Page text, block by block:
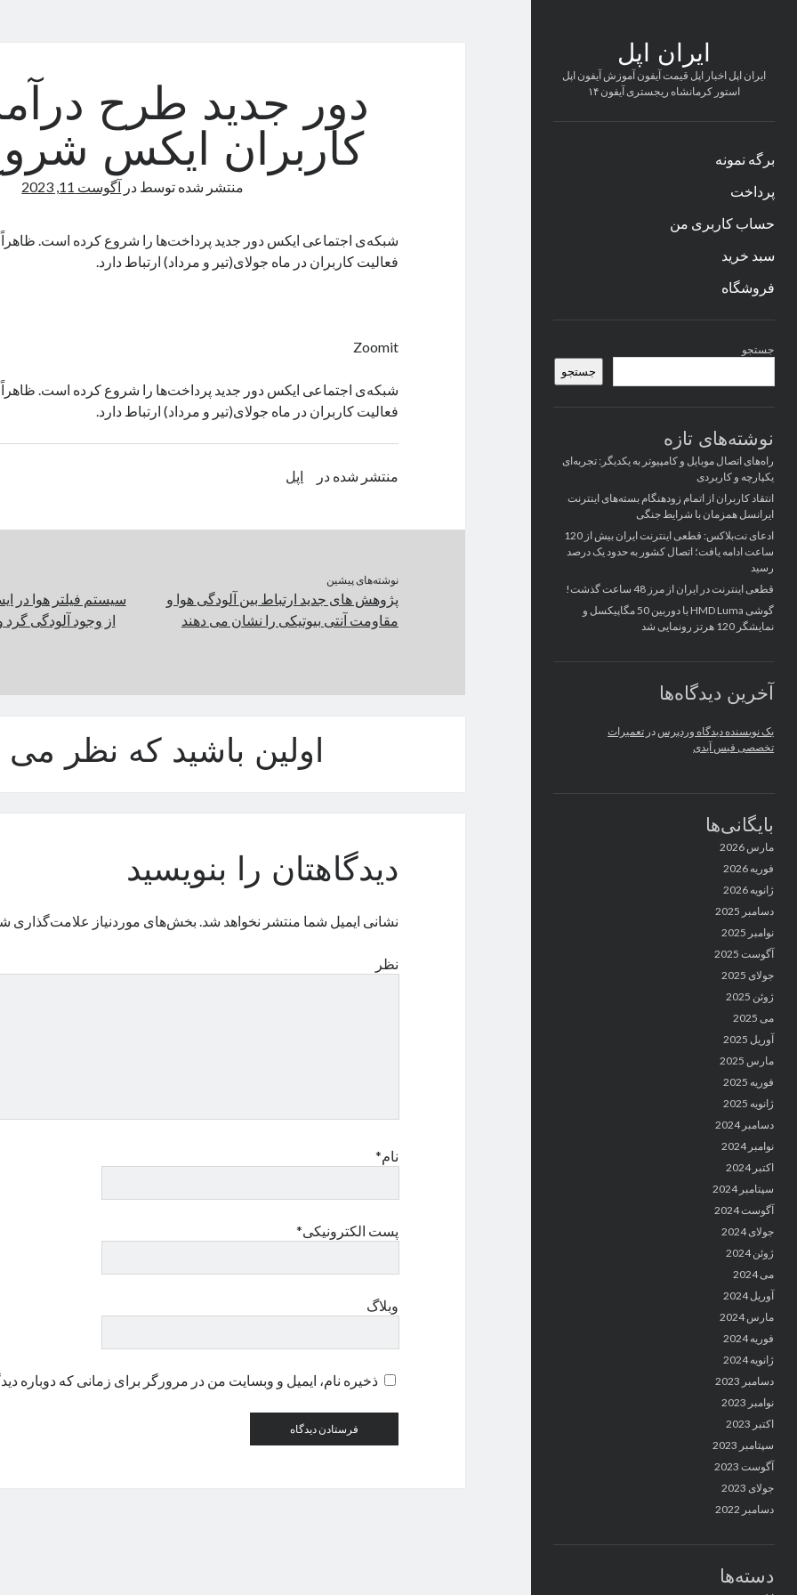
ایران اپل
ایران اپل اخبار اپل قیمت آیفون آموزش آیفون اپل
استور کرمانشاه ریجستری آیفون ۱۴
برگه نمونه
پرداخت
حساب کاربری من
سبد خرید
فروشگاه
کناری
جستجو
جستجو
نوشته‌های تازه
راه‌های اتصال موبایل و کامپیوتر به یکدیگر: تجربه‌ای
یکپارچه و کاربردی
انتقاد کاربران از اتمام زودهنگام بسته‌های اینترنت
ایرانسل همزمان با شرایط جنگی
ادعای نت‌بلاکس: قطعی اینترنت ایران بیش از 120
ساعت ادامه یافت؛ اتصال کشور به حدود یک درصد
رسید
قطعی اینترنت در ایران از مرز 48 ساعت گذشت!
گوشی HMD Luma با دوربین 50 مگاپیکسل و
نمایشگر 120 هرتز رونمایی شد
آخرین دیدگاه‌ها
یک نویسنده دیدگاه وردپرس در تعمیرات
تخصصی فیس آیدی
بایگانی‌ها
مارس 2026
فوریه 2026
ژانویه 2026
دسامبر 2025
نوامبر 2025
آگوست 2025
جولای 2025
ژوئن 2025
می 2025
آوریل 2025
مارس 2025
فوریه 2025
ژانویه 2025
دسامبر 2024
نوامبر 2024
اکتبر 2024
سپتامبر 2024
آگوست 2024
جولای 2024
ژوئن 2024
می 2024
آوریل 2024
مارس 2024
فوریه 2024
ژانویه 2024
دسامبر 2023
نوامبر 2023
اکتبر 2023
سپتامبر 2023
آگوست 2023
جولای 2023
دسامبر 2022
دسته‌ها
دور جدید طرح
کاربران ایکس
منتشر شده توسط در آگوست 11, 2023
شبکه‌ی اجتماعی ایکس دور جدید پرداخت‌ها را شروع کرده است. ظاهراً
فعالیت کاربران در ماه جولای(تیر و مرداد) ارتباط دارد.
Zoomit
شبکه‌ی اجتماعی ایکس دور جدید پرداخت‌ها را شروع کرده است. ظاهراً
فعالیت کاربران در ماه جولای(تیر و مرداد) ارتباط دارد.
منتشر شده در اپل
نوشته‌های پیشین
پژوهش های جدید ارتباط بین آلودگی هوا و
مقاومت آنتی بیوتیکی را نشان می دهند
سیستم فیلتر هوا در
از وجود آلودگی گرد
اولین باشید که نظر می
دیدگاهتان را بنویسید
نشانی ایمیل شما منتشر نخواهد شد. بخش‌های موردنیاز علامت‌گذاری
نظر
نام*
پست الکترونیکی*
وبلاگ
ذخیره نام، ایمیل و وبسایت من در مرورگر برای زمانی که دوباره